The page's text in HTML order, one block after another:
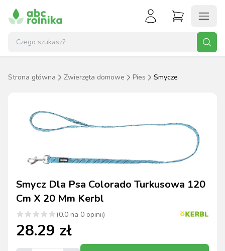
Strona główna Zwierzęta domowe Pies Smycze
Smycz Dla Psa Colorado Turkusowa 120
Cm X 20 Mm Kerbl
(0.0 na 0 opinii)
28.29 zł